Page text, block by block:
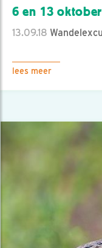
6 en 13 oktober
13.09.18
lees meer